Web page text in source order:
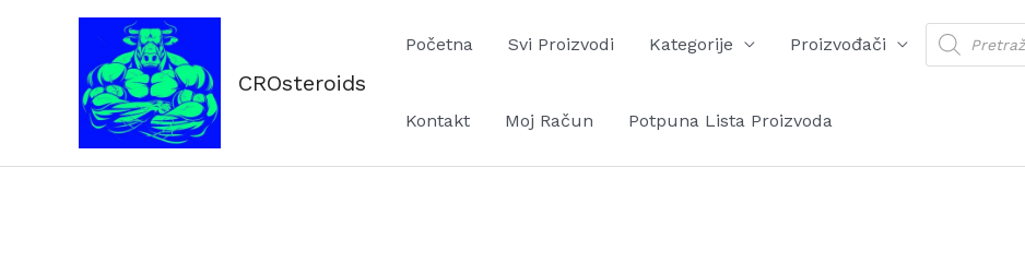
CROsteroids
Početna Svi Proizvodi Kategorije Proizvođači
Products
search
Kontakt Moj Račun Potpuna Lista Proizvoda